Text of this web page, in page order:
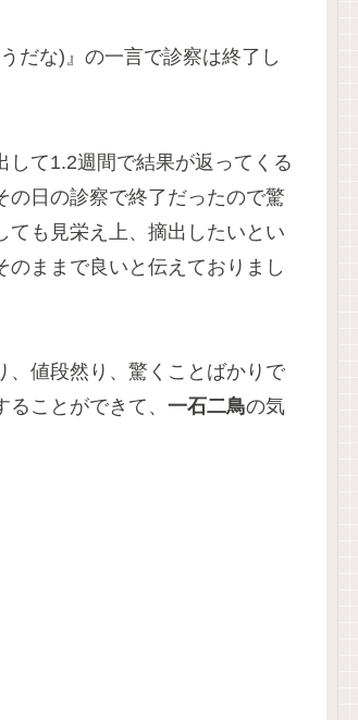
だな)』の一言で診察は終了し
して1.2週間で結果が返ってくる
の日の診察で終了だったので驚
ても見栄え上、摘出したいとい
ままで良いと伝えておりまし
、値段然り、驚くことばかりで
ことができて、 一石二鳥の気